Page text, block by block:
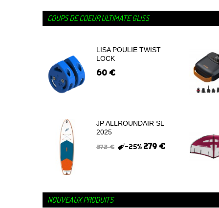
COUPS DE COEUR ULTIMATE GLISS
LISA POULIE TWIST
LOCK
60 €
JP ALLROUNDAIR SL
2025
372 €
-25% 279 €
NOUVEAUX PRODUITS